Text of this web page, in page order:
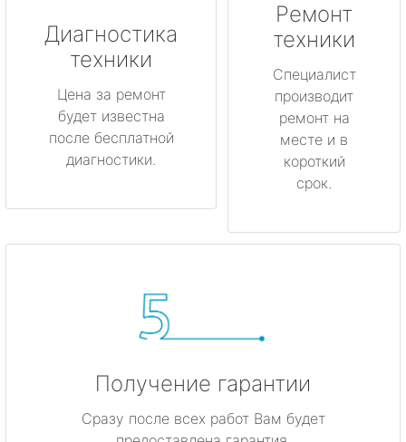
Диагностика
техники
Цена за ремонт
будет известна
после бесплатной
диагностики.
Ремонт
техники
Специалист
производит
ремонт на
месте и в
короткий
срок.
Получение гарантии
Сразу после всех работ Вам будет